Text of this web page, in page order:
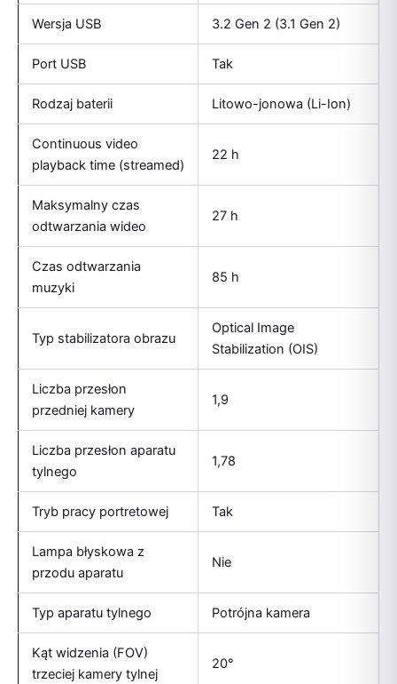
Wersja USB 3.2 Gen 2 (3.1 Gen 2)
Port USB Tak
Rodzaj baterii Litowo-jonowa (Li-Ion)
Continuous video
playback time (streamed)
22 h
Maksymalny czas
odtwarzania wideo
27 h
Czas odtwarzania
muzyki
85 h
Typ stabilizatora obrazu
Optical Image
Stabilization (OIS)
Liczba przesłon
przedniej kamery
1,9
Liczba przesłon aparatu
tylnego
1,78
Tryb pracy portretowej Tak
Lampa błyskowa z
przodu aparatu
Nie
Typ aparatu tylnego Potrójna kamera
Kąt widzenia (FOV)
trzeciej kamery tylnej
20°